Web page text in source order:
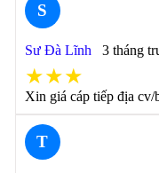
S
Sư Đà Lĩnh 3 tháng
★★★
Xin giá cáp tiếp địa
T